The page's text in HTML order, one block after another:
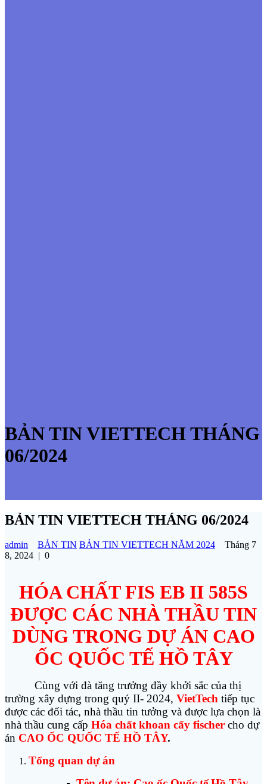
BẢN TIN VIETTECH THÁNG
06/2024
BẢN TIN VIETTECH THÁNG 06/2024
admin BẢN TIN BẢN TIN VIETTECH NĂM 2024
Tháng 7
8, 2024 | 0
HÓA CHẤT FIS EB II 585S
ĐƯỢC CÁC NHÀ THẦU TIN
DÙNG TRONG DỰ ÁN CAO
ỐC QUỐC TẾ HỒ TÂY
Cùng với đà tăng trưởng đầy khởi sắc của thị
trường xây dựng trong quý II- 2024, VietTech tiếp tục
được các đối tác, nhà thầu tin tưởng và được lựa chọn là
nhà thầu cung cấp Hóa chất khoan cấy fischer cho dự
án CAO ỐC QUỐC TẾ HỒ TÂY.
Tổng quan dự án